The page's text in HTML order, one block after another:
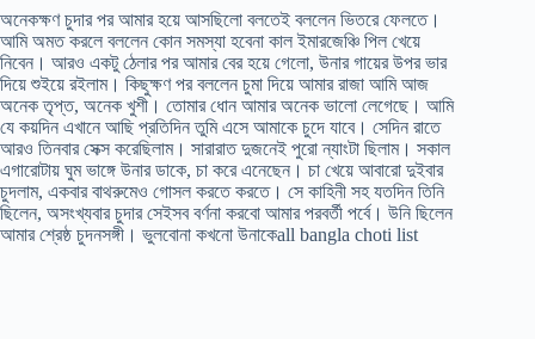
অনেকক্ষণ চুদার পর আমার হয়ে আসছিলো বলতেই বললেন ভিতরে ফেলতে।
আমি অমত করলে বললেন কোন সমস্যা হবেনা কাল ইমারজেঞ্চি পিল খেয়ে
নিবেন। আরও একটু ঠেলার পর আমার বের হয়ে গেলো, উনার গায়ের উপর ভার
দিয়ে শুইয়ে রইলাম। কিছুক্ষণ পর বললেন চুমা দিয়ে আমার রাজা আমি আজ
অনেক তৃপ্ত, অনেক খুশী। তোমার ধোন আমার অনেক ভালো লেগেছে। আমি
যে কয়দিন এখানে আছি প্রতিদিন তুমি এসে আমাকে চুদে যাবে। সেদিন রাতে
আরও তিনবার সেক্স করেছিলাম। সারারাত দুজনেই পুরো ন্যাংটা ছিলাম। সকাল
এগারোটায় ঘুম ভাঙ্গে উনার ডাকে, চা করে এনেছেন। চা খেয়ে আবারো দুইবার
চুদলাম, একবার বাথরুমেও গোসল করতে করতে। সে কাহিনী সহ যতদিন তিনি
ছিলেন, অসংখ্যবার চুদার সেইসব বর্ণনা করবো আমার পরবর্তী পর্বে। উনি ছিলেন
আমার শ্রেষ্ঠ চুদনসঙ্গী। ভুলবোনা কখনো উনাকেall bangla choti list